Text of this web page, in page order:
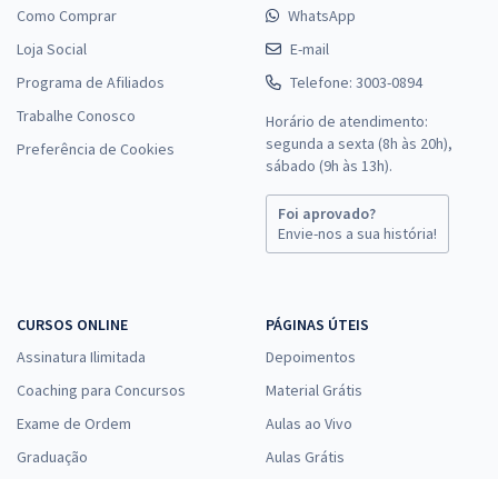
Como Comprar
Loja Social
Programa de Afiliados
Trabalhe Conosco
Preferência de Cookies
WhatsApp
E-mail
Telefone: 3003-0894
Horário de atendimento:
segunda a sexta (8h às 20h),
sábado (9h às 13h).
Foi aprovado?
Envie-nos a sua história!
CURSOS ONLINE
Assinatura Ilimitada
Coaching para Concursos
Exame de Ordem
Graduação
PÁGINAS ÚTEIS
Depoimentos
Material Grátis
Aulas ao Vivo
Aulas Grátis